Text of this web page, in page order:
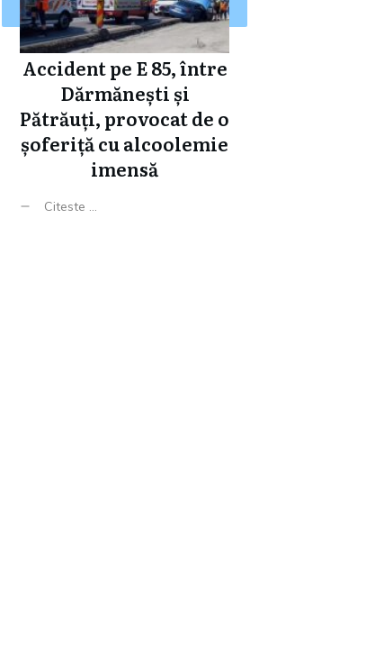
Accident pe E 85, între
Dărmănești și
Pătrăuți, provocat de o
șoferiță cu alcoolemie
imensă
Citeste ...